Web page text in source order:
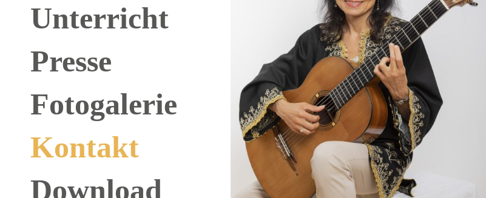
Unterricht
Presse
Fotogalerie
Kontakt
Download